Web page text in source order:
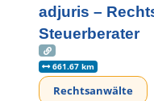
adjuris –
Steuerberater
661.67 km
Rechtsanwälte